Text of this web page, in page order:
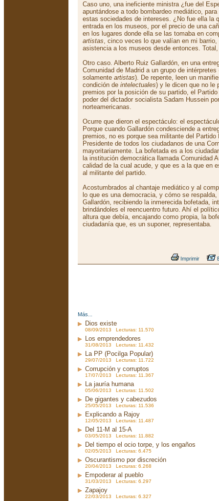
Caso uno, una ineficiente ministra ¿fue del
apuntándose a todo bombardeo mediático,
estas sociedades de intereses. ¿No fue ella la
entrada en los museos, por el precio de una
en los lugares donde ella se las tomaba en
artistas, cinco veces lo que valían en mi barrio,
asistencia a los museos desde entonces.
Otro caso. Alberto Ruiz Gallardón, en una
Comunidad de Madrid a un grupo de
solamente artistas). De repente, leen un
condición de intelectuales) y le dicen que no le
premios por la posición de su partido, el
poder del dictador socialista Sadam Hussein
norteamericanas.
Ocurre que dieron el espectáculo: el
Porque cuando Gallardón condesciende a
premios, no es porque sea militante del Partido
Presidente de todos los ciudadanos de una
mayoritariamente. La bofetada es a los
la institución democrática llamada Comunidad
calidad de la cual acude, y que es a la que en
al militante del partido.
Acostumbrados al chantaje mediático y al
lo que es una democracia, y cómo se
Gallardón, recibiendo la inmerecida bofetada,
brindándoles el reencuentro futuro. Ahí el
altura que debía, encajando como propia, la
ciudadanía que, es un suponer, representaba.
Imprimir
Más...
Dios existe
08/09/2013 Lecturas: 11.570
Los emprendedores
31/08/2013 Lecturas: 11.432
La PP (Pocilga Popular)
29/07/2013 Lecturas: 11.722
Corrupción y corruptos
17/07/2013 Lecturas: 11.367
La jauría humana
05/06/2013 Lecturas: 11.502
De gigantes y cabezudos
25/05/2013 Lecturas: 11.536
Explicando a Rajoy
12/05/2013 Lecturas: 11.487
Del 11-M al 15-A
03/05/2013 Lecturas: 11.882
Del tiempo el ocio torpe, y los engaños
02/05/2013 Lecturas: 6.475
Oscurantismo por discreción
20/04/2013 Lecturas: 6.268
Empoderar al pueblo
31/03/2013 Lecturas: 6.297
Zapajoy
22/03/2013 Lecturas: 6.327